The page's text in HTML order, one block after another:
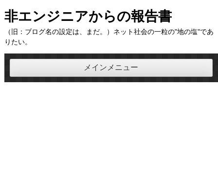
コ
ン
テ
ン
ツ
ス
非エンジニアからの報告書
（旧：ブログ名の設定は、まだ。）ネット社会の一粒の"地の塩"であ
りたい。
メインメニュー